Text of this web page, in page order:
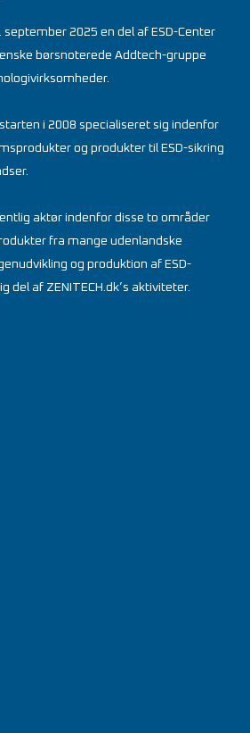
september 2025 en del af ESD-Center
børsnoterede Addtech-gruppe
starten i 2008 specialiseret sig indenfor
og produkter til ESD-sikring
aktør indenfor disse to områder
fra mange udenlandske
og produktion af ESD-
del af ZENITECH.dk’s aktiviteter.